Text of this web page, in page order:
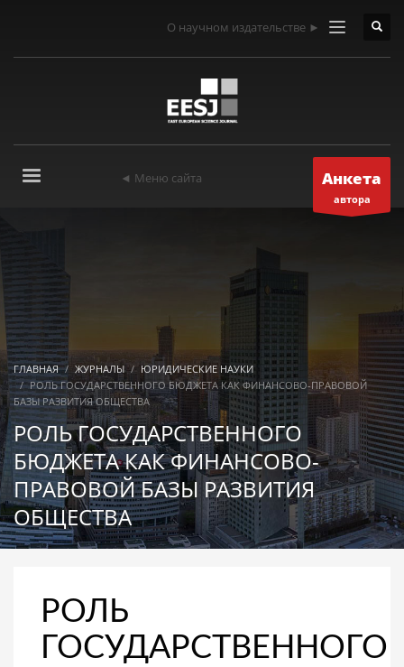
О научном издательстве ►
◄ Меню сайта Анкета
автора
ГЛАВНАЯ ЖУРНАЛЫ
ЮРИДИЧЕСКИЕ НАУКИ
РОЛЬ ГОСУДАРСТВЕННОГО БЮДЖЕТА КАК ФИНАНСОВО-ПРАВОВОЙ
БАЗЫ РАЗВИТИЯ ОБЩЕСТВА
РОЛЬ ГОСУДАРСТВЕННОГО
БЮДЖЕТА КАК ФИНАНСОВО-
ПРАВОВОЙ БАЗЫ РАЗВИТИЯ
ОБЩЕСТВА
РОЛЬ
ГОСУДАРСТВЕННОГО